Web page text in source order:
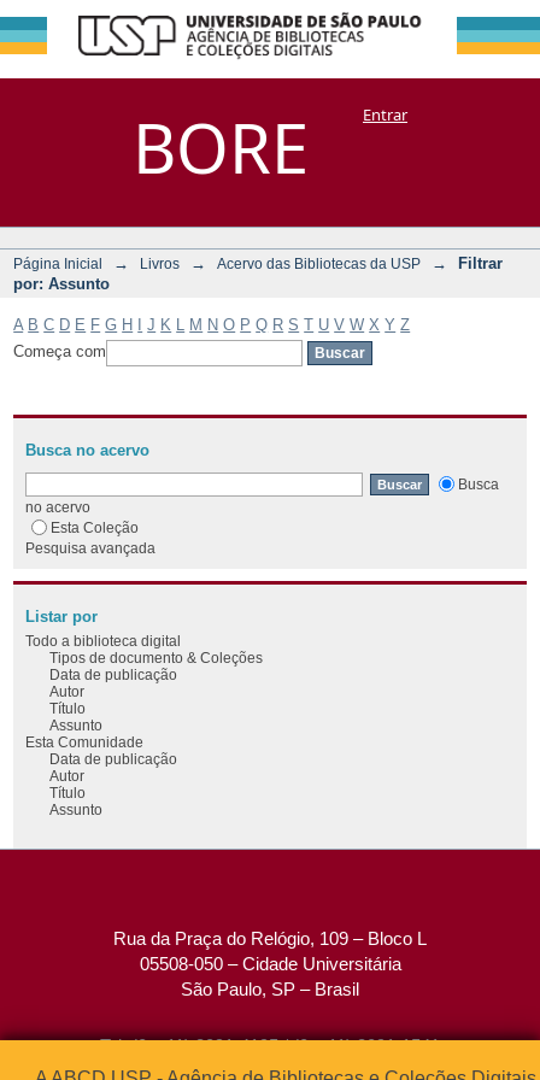
BORE
Filtrar por:
Assunto
DSpace/Manakin + CoriscoEntrar
Página Inicial → Livros → Acervo das Bibliotecas da USP →
Filtrar
por: Assunto
A B C D E F G H J K M N O P Q R S T U V W X Y Z
Começa com
Busca no acervo
Busca
no acervo
Esta Coleção
Pesquisa avançada
Listar por
Todo a biblioteca digital
Tipos de documento & Coleções
Data de publicação
Autor
Título
Assunto
Esta Comunidade
Data de publicação
Autor
Título
Assunto
Rua da Praça do Relógio, 109 – Bloco L
05508-050 – Cidade Universitária
São Paulo, SP – Brasil
Tel: (0xx11) 3091-4195 / (0xx11) 3091-1541
Fax: (0xx11) 3091-1567